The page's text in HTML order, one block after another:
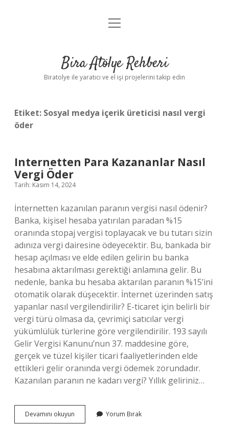
Anasayfa
Yasal Uyarı
menüyü
Bira Atölye Rehberi
Biratolye ile yaratıcı ve el işi projelerini takip edin
Etiket: Sosyal medya içerik üreticisi nasıl vergi
öder
Internetten Para Kazananlar Nasıl
Vergi Öder
Tarih: Kasım 14, 2024
İnternetten kazanılan paranın vergisi nasıl ödenir?
Banka, kişisel hesaba yatırılan paradan %15
oranında stopaj vergisi toplayacak ve bu tutarı sizin
adınıza vergi dairesine ödeyecektir. Bu, bankada bir
hesap açılması ve elde edilen gelirin bu banka
hesabına aktarılması gerektiği anlamına gelir. Bu
nedenle, banka bu hesaba aktarılan paranın %15’ini
otomatik olarak düşecektir. İnternet üzerinden satış
yapanlar nasıl vergilendirilir? E-ticaret için belirli bir
vergi türü olmasa da, çevrimiçi satıcılar vergi
yükümlülük türlerine göre vergilendirilir. 193 sayılı
Gelir Vergisi Kanunu’nun 37. maddesine göre,
gerçek ve tüzel kişiler ticari faaliyetlerinden elde
ettikleri gelir oranında vergi ödemek zorundadır.
Kazanılan paranın ne kadarı vergi? Yıllık geliriniz…
Devamını okuyun Internetten
Para
Yorum Bırak